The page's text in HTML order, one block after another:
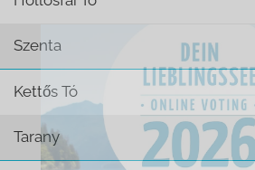
Szenta
Kettős Tó
Tarany